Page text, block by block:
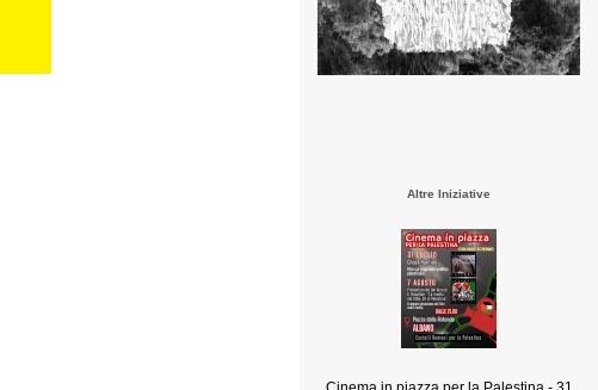
Altre Iniziative